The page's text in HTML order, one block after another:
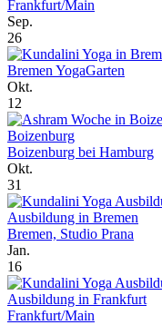
Frankfurt/Main
Sep.
26
Bremen YogaGarten
Okt.
12
Boizenburg
Boizenburg bei Hamburg
Okt.
31
Ausbildung in Bremen
Bremen, Studio Prana
Jan.
16
Ausbildung in Frankfurt
Frankfurt/Main